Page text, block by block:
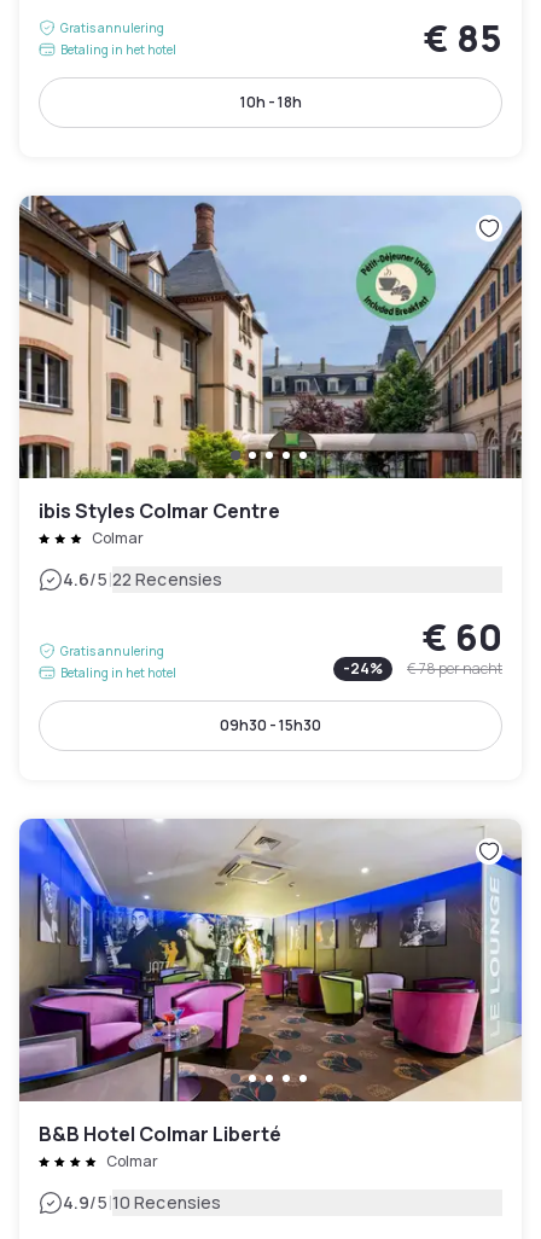
Gratis annulering
Betaling in het hotel
€ 85
10h - 18h
ibis Styles Colmar Centre
Colmar
4.6/5|22 Recensies
Gratis annulering
Betaling in het hotel
€ 60
-24% € 78per nacht
09h30 - 15h30
B&B Hotel Colmar Liberté
Colmar
4.9/5|10 Recensies